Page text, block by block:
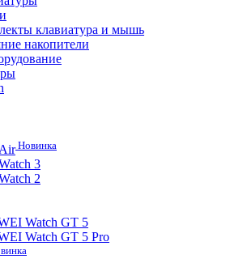
клавиатура и мышь
накопители
Новинка
3
2
Watch GT 5
Watch GT 5 Pro